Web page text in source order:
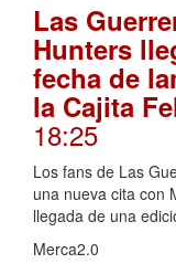
Las
Hunters
fecha de
la Cajita
18:25
Los fans de Las
una nueva cita con
llegada de una
Merca2.0